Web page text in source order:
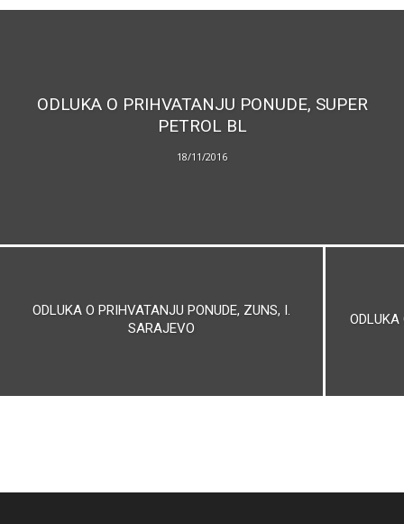
ODLUKA O PRIHVATANJU PONUDE, SUPER
PETROL BL
18/11/2016
ODLUKA O PRIHVATANJU PONUDE, ZUNS, I.
SARAJEVO
ODLUKA